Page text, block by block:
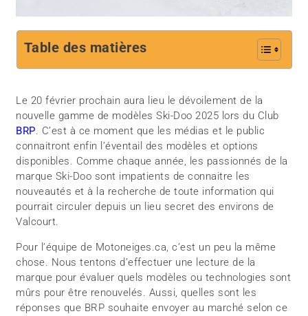
Table des matières
Le 20 février prochain aura lieu le dévoilement de la
nouvelle gamme de modèles Ski-Doo 2025 lors du Club
BRP. C’est à ce moment que les médias et le public
connaitront enfin l’éventail des modèles et options
disponibles. Comme chaque année, les passionnés de la
marque Ski-Doo sont impatients de connaitre les
nouveautés et à la recherche de toute information qui
pourrait circuler depuis un lieu secret des environs de
Valcourt.
Pour l’équipe de Motoneiges.ca, c’est un peu la même
chose. Nous tentons d’effectuer une lecture de la
marque pour évaluer quels modèles ou technologies sont
mûrs pour être renouvelés. Aussi, quelles sont les
réponses que BRP souhaite envoyer au marché selon ce